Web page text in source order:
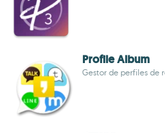
Profile Album
Gestor de perfiles de